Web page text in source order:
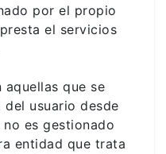
por el propio
el servicios
que se
usuario desde
es gestionado
entidad que trata